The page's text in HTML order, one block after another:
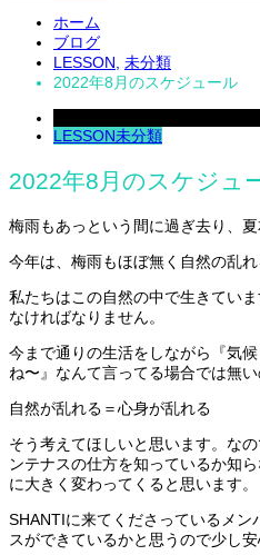
ホーム
ブログ
LESSON 未分類
2022年8月のスケジュール
LESSON未分類
2022年8月のスケジュ
梅雨もあっという間に過ぎ去り、夏
今年は、梅雨もほぼ無く自然の乱れ
私たちはこの自然の中で生きてい
なければなりません。
今まで通りの生活をしながら『気
ね〜』なんて言ってる場合では無い
自然が乱れる＝心身が乱れる
そう考えてほしいと思います。な
ンテナスの仕方を知っているか知
に大きく変わってくると思います。
SHANTIに来てくださっているメ
スができているかと思うので少し